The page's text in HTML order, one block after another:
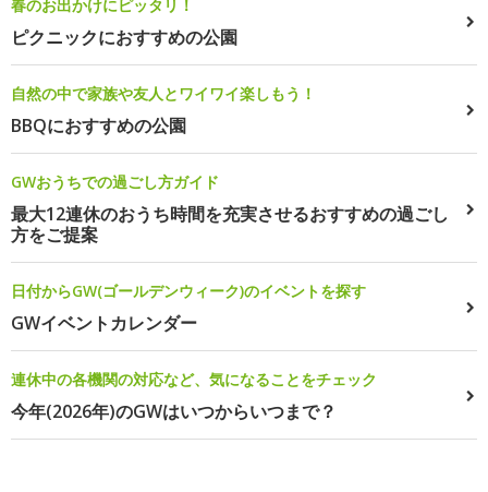
春のお出かけにピッタリ！
ピクニックにおすすめの公園
自然の中で家族や友人とワイワイ楽しもう！
BBQにおすすめの公園
GWおうちでの過ごし方ガイド
最大12連休のおうち時間を充実させるおすすめの過ごし
方をご提案
日付からGW(ゴールデンウィーク)のイベントを探す
GWイベントカレンダー
連休中の各機関の対応など、気になることをチェック
今年(2026年)のGWはいつからいつまで？